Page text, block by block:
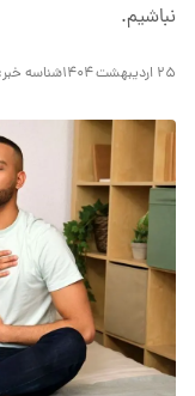
نباشیم.
۲۵ اردیبهشت ۱۴۰۴ شناسه خبر: